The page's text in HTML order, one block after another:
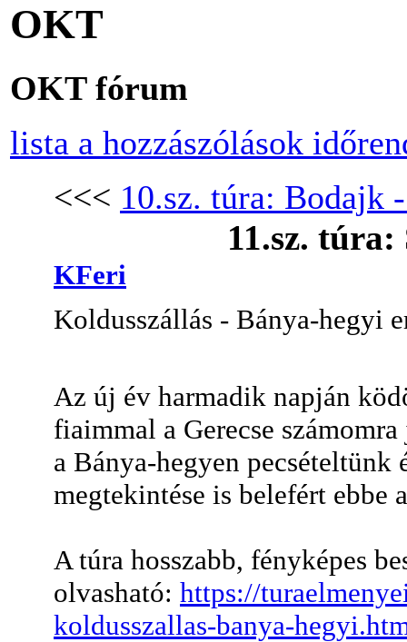
OKT
OKT fórum
lista a hozzászólások
<<< 10.sz. túra: Bodajk
11.sz.
KFeri
Koldusszállás - Bánya-hegyi
Az új év harmadik napján
fiaimmal a Gerecse
a Bánya-hegyen pecsételtünk
megtekintése is belefért ebbe
A túra hosszabb, fényképes
olvasható: https://
koldusszallas-banya-